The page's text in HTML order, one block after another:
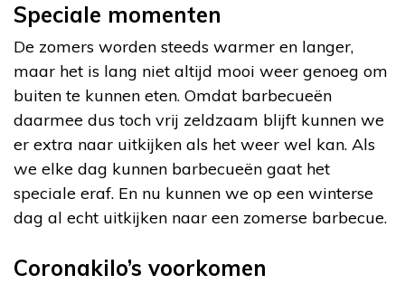
Speciale momenten
De zomers worden steeds warmer en langer,
maar het is lang niet altijd mooi weer genoeg om
buiten te kunnen eten. Omdat barbecueën
daarmee dus toch vrij zeldzaam blijft kunnen we
er extra naar uitkijken als het weer wel kan. Als
we elke dag kunnen barbecueën gaat het
speciale eraf. En nu kunnen we op een winterse
dag al echt uitkijken naar een zomerse barbecue.
Coronakilo’s voorkomen